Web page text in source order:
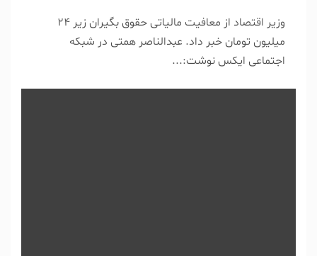
وزیر اقتصاد از معافیت مالیاتی حقوق بگیران زیر ٢۴
میلیون تومان خبر داد. عبدالناصر همتی در شبکه
اجتماعی ایکس نوشت:...